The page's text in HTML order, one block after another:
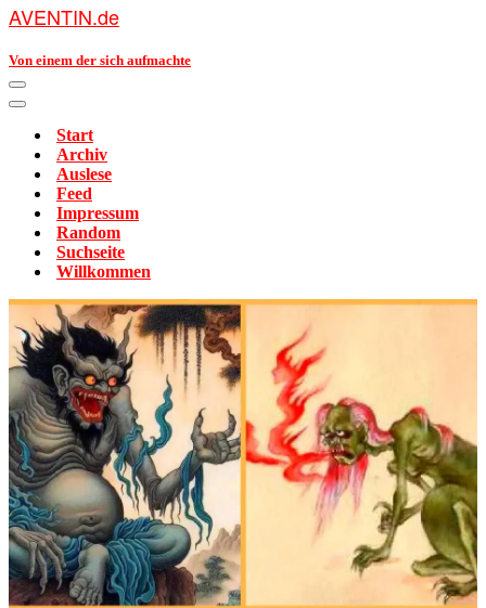
AVENTIN.de
Von einem der sich aufmachte
Navigationsmenü
Navigationsmenü
Start
Archiv
Auslese
Feed
Impressum
Random
Suchseite
Willkommen